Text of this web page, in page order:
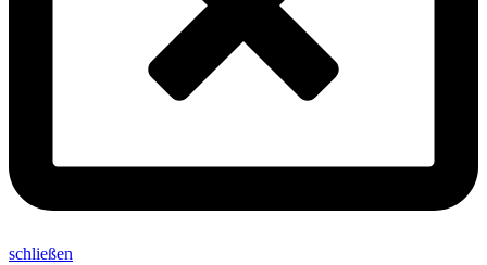
schließen